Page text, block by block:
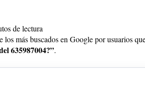
de lectura
los más buscados en Google por usuarios
635987004?”.